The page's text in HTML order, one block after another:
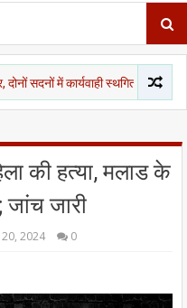
कार्यवाही स्थगित दिल्ली
की हत्या, मलाड के
जांच जारी
20, 2024 0